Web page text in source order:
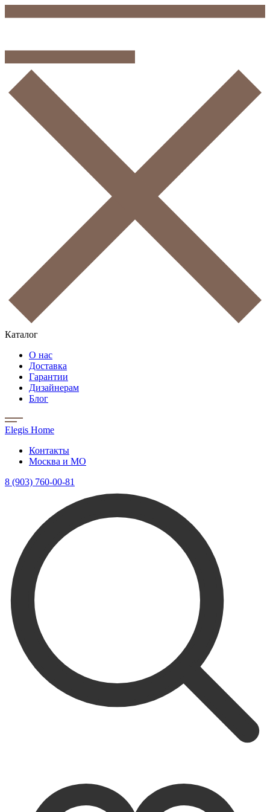
Каталог
О нас
Доставка
Гарантии
Дизайнерам
Блог
Elegis Home
Контакты
Москва и МО
8 (903) 760-00-81